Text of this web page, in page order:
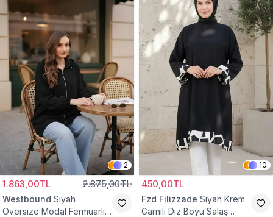
2
1.863,00TL 2.875,00TL
Westbound Siyah
Oversize Modal Fermuarlı
10
450,00TL
Fzd Filizzade Siyah Krem
Garnili Diz Boyu Salaş